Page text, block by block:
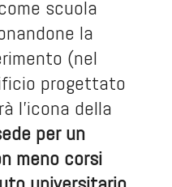
scuola
la
(nel
progettato
l’icona della
per un
meno corsi